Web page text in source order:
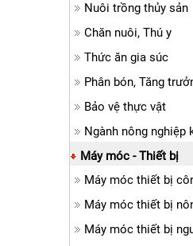
Nuôi trồng thủy sản
Chăn nuôi, Thú y
Thức ăn gia súc
Phân bón, Tăng
Bảo vệ thực vật
Ngành nông nghiệp
Máy móc - Thiết bị
Máy móc thiết bị
Máy móc thiết bị
Máy móc thiết bị